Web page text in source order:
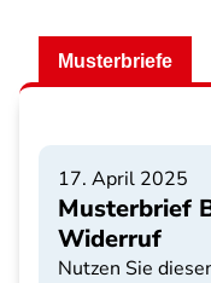
Musterbriefe
17. April 2025
Musterbrief
Widerruf
Nutzen Sie